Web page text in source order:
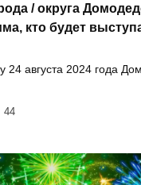
/ округа
кто будет
24 августа 2024 года
44